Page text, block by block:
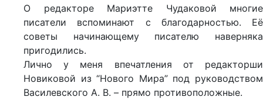
О редакторе Мариэтте Чудаковой многие
писатели вспоминают с благодарностью. Её
советы начинающему писателю наверняка
пригодились.
Лично у меня впечатления от редакторши
Новиковой из “Нового Мира” под руководством
Василевского А. В. – прямо противоположные.